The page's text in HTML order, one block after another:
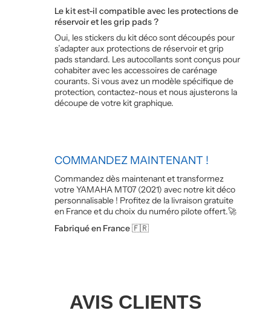
Le kit est-il compatible avec les protections de
réservoir et les grip pads ?
Oui, les stickers du kit déco sont découpés pour
s’adapter aux protections de réservoir et grip
pads standard. Les autocollants sont conçus pour
cohabiter avec les accessoires de carénage
courants. Si vous avez un modèle spécifique de
protection, contactez-nous et nous ajusterons la
découpe de votre kit graphique.
COMMANDEZ MAINTENANT !
Commandez dès maintenant et transformez
votre YAMAHA MT07 (2021) avec notre kit déco
personnalisable ! Profitez de la livraison gratuite
en France et du choix du numéro pilote offert.🚀
Fabriqué en France 🇫🇷
AVIS CLIENTS